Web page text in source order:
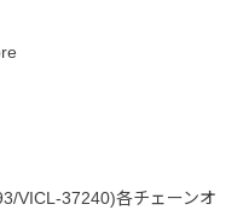
VICL-37240)各チェーンオ